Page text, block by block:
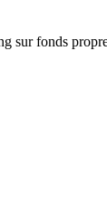
sur fonds